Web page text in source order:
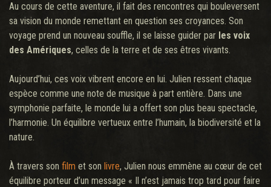
Au cours de cette aventure, il fait des rencontres qui bouleversent
sa vision du monde remettant en question ses croyances. Son
voyage prend un nouveau souffle, il se laisse guider par les voix
des Amériques, celles de la terre et de ses êtres vivants.
Aujourd’hui, ces voix vibrent encore en lui. Julien ressent chaque
espèce comme une note de musique à part entière. Dans une
symphonie parfaite, le monde lui a offert son plus beau spectacle,
l’harmonie. Un équilibre vertueux entre l’humain, la biodiversité et la
nature.
À travers son film et son livre, Julien nous emmène au cœur de cet
équilibre porteur d’un message « Il n’est jamais trop tard pour faire